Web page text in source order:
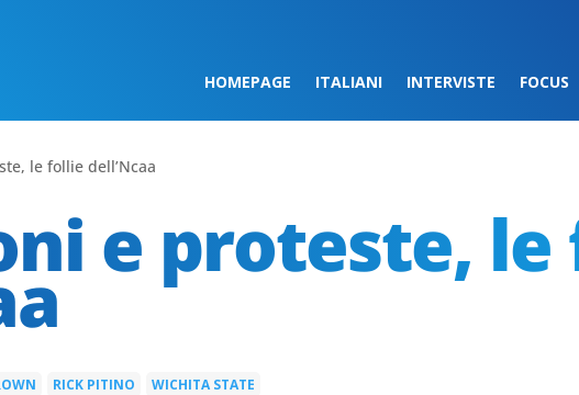
HOMEPAGE ITALIANI INTERVISTE FOCUS
le follie dell’Ncaa
e proteste,
RICK PITINO WICHITA STATE